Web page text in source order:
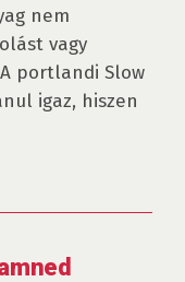
nem
vagy
portlandi Slow
igaz, hiszen